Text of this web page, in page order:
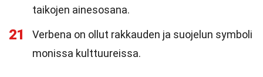
taikojen ainesosana.
21
Verbena on ollut rakkauden ja suojelun symboli
monissa kulttuureissa.